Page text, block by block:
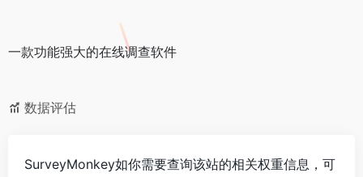
一款功能强大的在线调查软件
数据评估
SurveyMonkey如你需要查询该站的相关权重信息，可